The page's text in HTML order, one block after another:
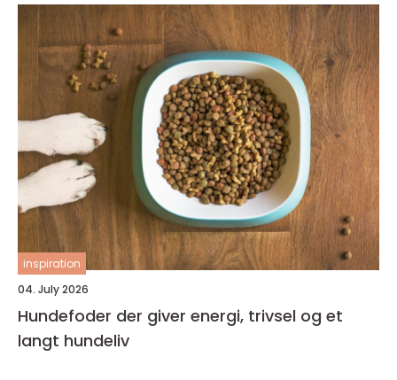
inspiration
04. July 2026
Hundefoder der giver energi, trivsel og et
langt hundeliv